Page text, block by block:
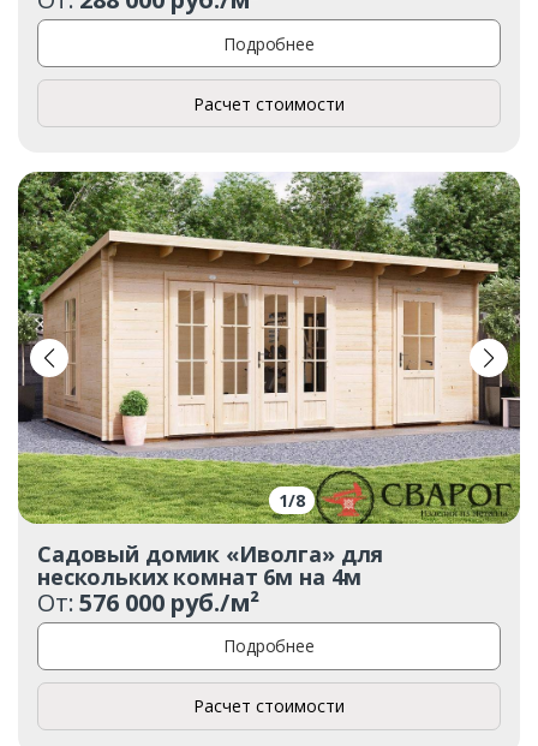
Подробнее
Расчет стоимости
1/8
Садовый домик «Иволга» для
нескольких комнат 6м на 4м
От:576 000 руб./м²
Подробнее
Расчет стоимости